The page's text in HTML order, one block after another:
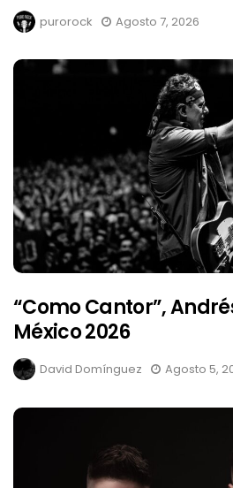
purorock Agosto 7, 2026
“Como Cantor”,
México 2026
David Domínguez Agosto 5,